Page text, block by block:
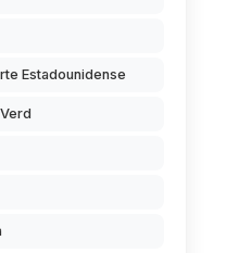
Estadounidense